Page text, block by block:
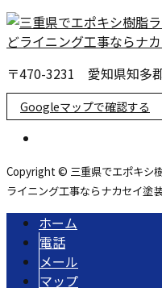
〒470-3231 愛知県知多
Googleマップで確認する
Copyright © 三重県でエポキシ
ライニング工事ならナカセイ
ホーム
電話
メール
マップ